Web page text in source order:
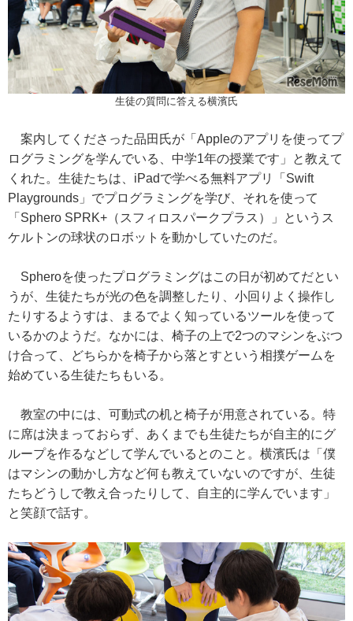
生徒の質問に答える横濱氏
案内してくださった品田氏が「Appleのアプリを使ってプ
ログラミングを学んでいる、中学1年の授業です」と教えて
くれた。生徒たちは、iPadで学べる無料アプリ「Swift
Playgrounds」でプログラミングを学び、それを使って
「Sphero SPRK+（スフィロスパークプラス）」というス
ケルトンの球状のロボットを動かしていたのだ。
Spheroを使ったプログラミングはこの日が初めてだとい
うが、生徒たちが光の色を調整したり、小回りよく操作し
たりするようすは、まるでよく知っているツールを使って
いるかのようだ。なかには、椅子の上で2つのマシンをぶつ
け合って、どちらかを椅子から落とすという相撲ゲームを
始めている生徒たちもいる。
教室の中には、可動式の机と椅子が用意されている。特
に席は決まっておらず、あくまでも生徒たちが自主的にグ
ループを作るなどして学んでいるとのこと。横濱氏は「僕
はマシンの動かし方など何も教えていないのですが、生徒
たちどうしで教え合ったりして、自主的に学んでいます」
と笑顔で話す。